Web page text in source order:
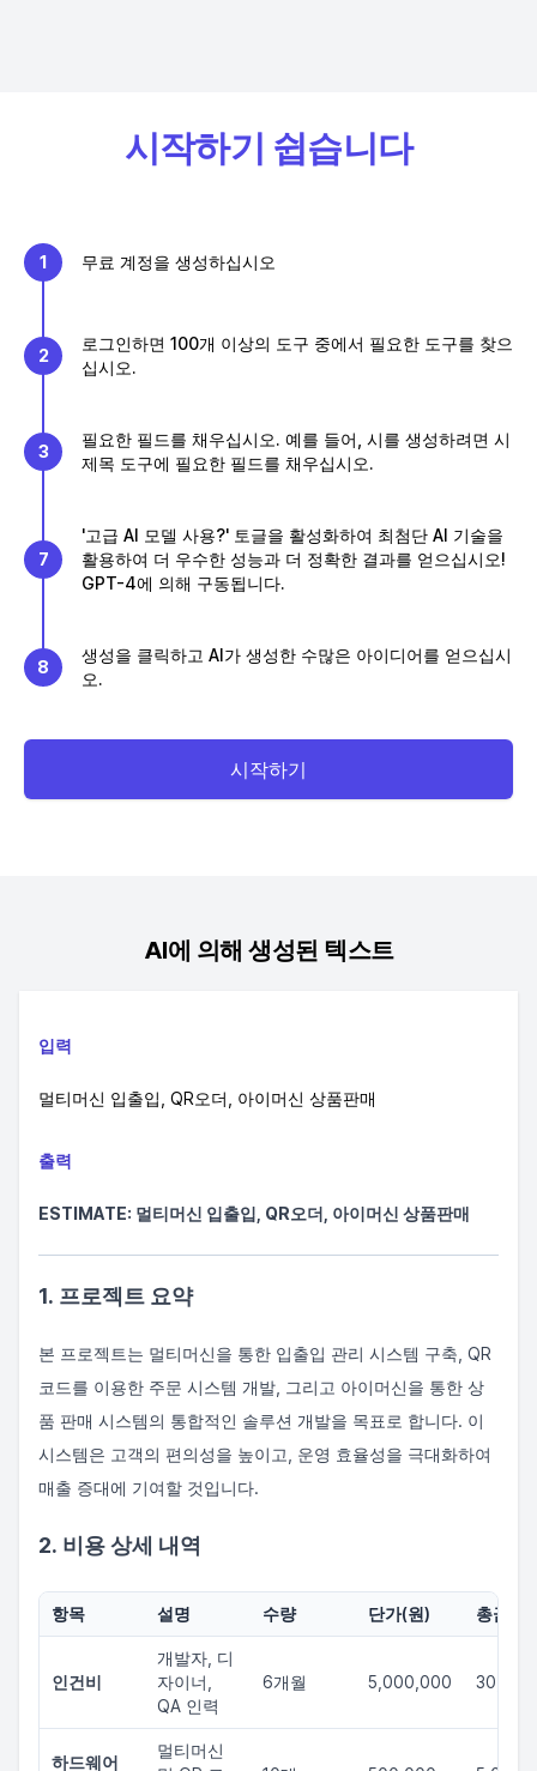
시작하기 쉽습니다
1 무료 계정을 생성하십시오
2
로그인하면 100개 이상의 도구 중에서 필요한 도구를 찾으
십시오.
3
필요한 필드를 채우십시오. 예를 들어, 시를 생성하려면 시
제목 도구에 필요한 필드를 채우십시오.
7
'고급 AI 모델 사용?' 토글을 활성화하여 최첨단 AI 기술을
활용하여 더 우수한 성능과 더 정확한 결과를 얻으십시오!
GPT-4에 의해 구동됩니다.
8
생성을 클릭하고 AI가 생성한 수많은 아이디어를 얻으십시
오.
시작하기
AI에 의해 생성된 텍스트
입력
멀티머신 입출입, QR오더, 아이머신 상품판매
출력
ESTIMATE: 멀티머신 입출입, QR오더, 아이머신 상품판매
1. 프로젝트 요약
본 프로젝트는 멀티머신을 통한 입출입 관리 시스템 구축, QR
코드를 이용한 주문 시스템 개발, 그리고 아이머신을 통한 상
품 판매 시스템의 통합적인 솔루션 개발을 목표로 합니다. 이
시스템은 고객의 편의성을 높이고, 운영 효율성을 극대화하여
매출 증대에 기여할 것입니다.
2. 비용 상세 내역
항목 설명 수량 단가(원) 총금액(
인건비
개발자, 디
자이너,
QA 인력
6개월 5,000,000
하드웨어
멀티머신